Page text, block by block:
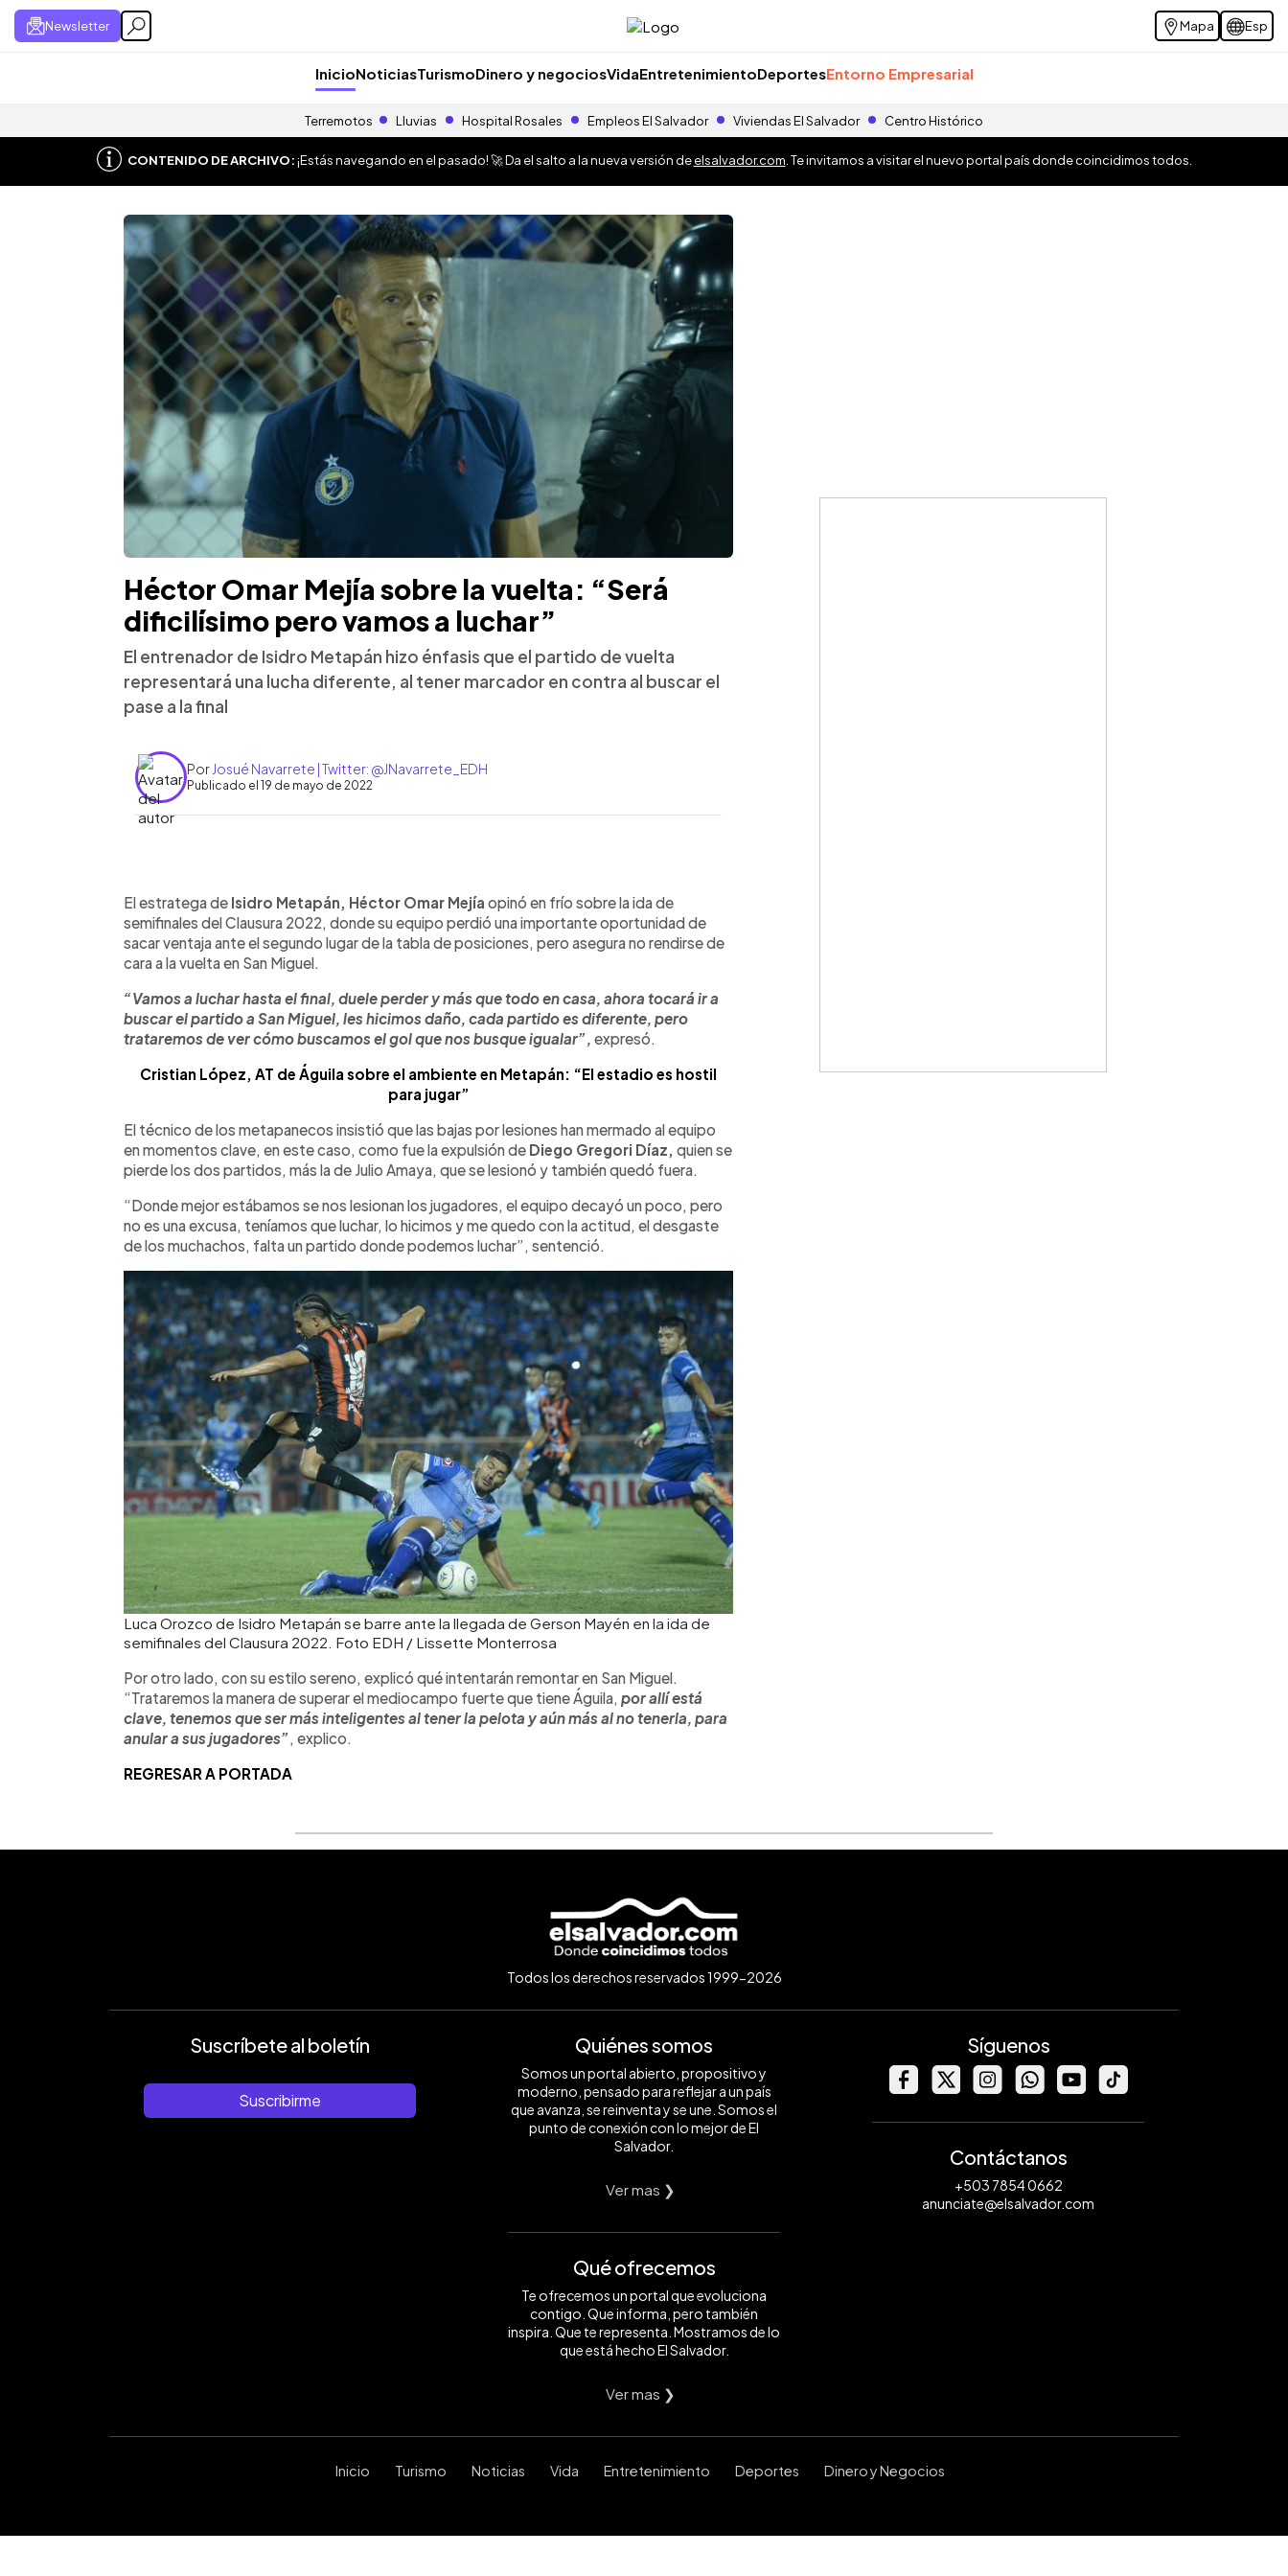
Newsletter Mapa Esp
InicioNoticiasTurismoDinero y negociosVidaEntretenimientoDeportesEntorno Empresarial
Terremotos Lluvias Hospital Rosales Empleos El Salvador Viviendas El Salvador Centro Histórico
CONTENIDO DE ARCHIVO:¡Estás navegando en el pasado! 🚀 Da el salto a la nueva versión deelsalvador.com . Te invitamos a visitar el nuevo portal país donde coincidimos todos.
Héctor Omar Mejía sobre la vuelta: “Será
dificilísimo pero vamos a luchar”
El entrenador de Isidro Metapán hizo énfasis que el partido de vuelta
representará una lucha diferente, al tener marcador en contra al buscar el
pase a la final
Por Josué Navarrete | Twitter: @JNavarrete_EDH
Publicado el 19 de mayo de 2022
Escuchar artículo
El estratega de Isidro Metapán, Héctor Omar Mejía opinó en frío sobre la ida de
semifinales del Clausura 2022, donde su equipo perdió una importante oportunidad de
sacar ventaja ante el segundo lugar de la tabla de posiciones, pero asegura no rendirse de
cara a la vuelta en San Miguel.
“Vamos a luchar hasta el final, duele perder y más que todo en casa, ahora tocará ir a
buscar el partido a San Miguel, les hicimos daño, cada partido es diferente, pero
trataremos de ver cómo buscamos el gol que nos busque igualar”, expresó.
Cristian López, AT de Águila sobre el ambiente en Metapán: “El estadio es hostil
para jugar”
El técnico de los metapanecos insistió que las bajas por lesiones han mermado al equipo
en momentos clave, en este caso, como fue la expulsión de Diego Gregori Díaz, quien se
pierde los dos partidos, más la de Julio Amaya, que se lesionó y también quedó fuera.
“Donde mejor estábamos se nos lesionan los jugadores, el equipo decayó un poco, pero
no es una excusa, teníamos que luchar, lo hicimos y me quedo con la actitud, el desgaste
de los muchachos, falta un partido donde podemos luchar”, sentenció.
Luca Orozco de Isidro Metapán se barre ante la llegada de Gerson Mayén en la ida de
semifinales del Clausura 2022. Foto EDH / Lissette Monterrosa
Por otro lado, con su estilo sereno, explicó qué intentarán remontar en San Miguel.
“Trataremos la manera de superar el mediocampo fuerte que tiene Águila, por allí está
clave, tenemos que ser más inteligentes al tener la pelota y aún más al no tenerla, para
anular a sus jugadores” , explico.
REGRESAR A PORTADA
Todos los derechos reservados 1999-2026
Suscríbete al boletín
Suscribirme
Quiénes somos
Somos un portal abierto, propositivo y
moderno, pensado para reflejar a un país
que avanza, se reinventa y se une. Somos el
punto de conexión con lo mejor de El
Salvador.
Ver mas ❯
Qué ofrecemos
Te ofrecemos un portal que evoluciona
contigo. Que informa, pero también
inspira. Que te representa. Mostramos de lo
que está hecho El Salvador.
Ver mas ❯
Síguenos
Contáctanos
+503 7854 0662
anunciate@elsalvador.com
Inicio Turismo Noticias Vida Entretenimiento Deportes Dinero y Negocios